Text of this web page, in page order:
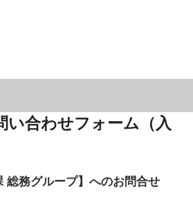
い合わせフォーム（入
総務グループ】へのお問合せ